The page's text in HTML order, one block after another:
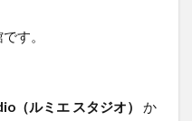
す。
（ルミエ スタジオ）
か